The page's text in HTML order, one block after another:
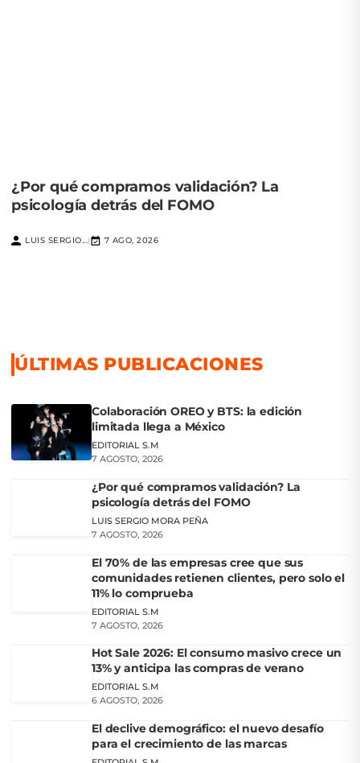
¿Por qué compramos validación? La
psicología detrás del FOMO
LUIS SERGIO...| 7 AGO, 2026
ÚLTIMAS PUBLICACIONES
Colaboración OREO y BTS: la edición
limitada llega a México
EDITORIAL S.M
7 AGOSTO, 2026
¿Por qué compramos validación? La
psicología detrás del FOMO
LUIS SERGIO MORA PEÑA
7 AGOSTO, 2026
El 70% de las empresas cree que sus
comunidades retienen clientes, pero solo el
11% lo comprueba
EDITORIAL S.M
7 AGOSTO, 2026
Hot Sale 2026: El consumo masivo crece un
13% y anticipa las compras de verano
EDITORIAL S.M
6 AGOSTO, 2026
El declive demográfico: el nuevo desafío
para el crecimiento de las marcas